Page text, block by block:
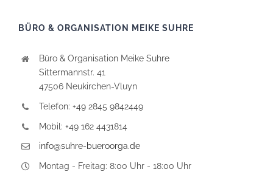
BÜRO & ORGANISATION MEIKE SUHRE
Büro & Organisation Meike Suhre
Sittermannstr. 41
47506 Neukirchen-Vluyn
Telefon: +49 2845 9842449
Mobil: +49 162 4431814
info@suhre-bueroorga.de
Montag - Freitag: 8:00 Uhr - 18:00 Uhr